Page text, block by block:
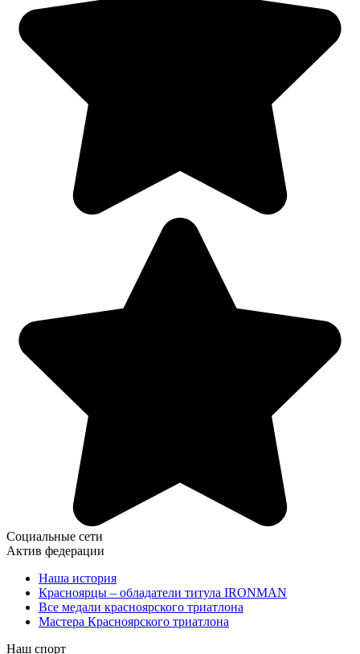
Социальные сети
Актив федерации
Наша история
Красноярцы – обладатели титула IRONMAN
Все медали красноярского триатлона
Мастера Красноярского триатлона
Наш спорт